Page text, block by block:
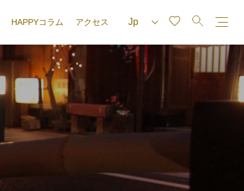
HAPPYコラム アクセス